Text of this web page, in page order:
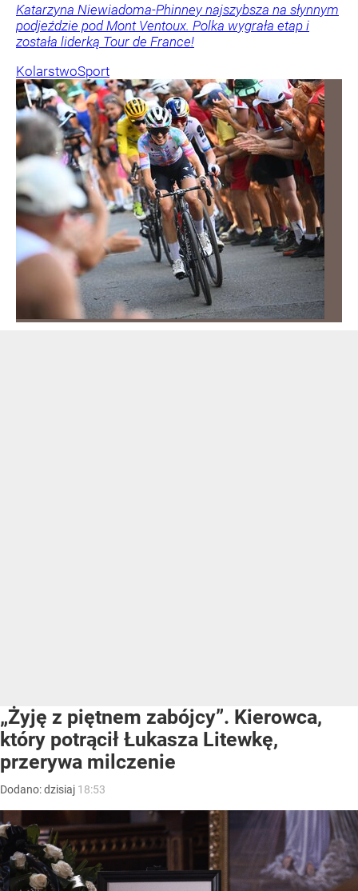
Katarzyna Niewiadoma-Phinney najszybsza na słynnym
podjeździe pod Mont Ventoux. Polka wygrała etap i
została liderką Tour de France!
KolarstwoSport
„Żyję z piętnem zabójcy”. Kierowca,
który potrącił Łukasza Litewkę,
przerywa milczenie
Dodano:dzisiaj 18:53